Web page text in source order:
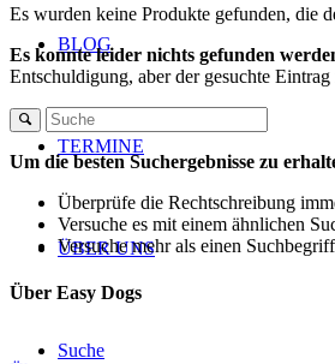
BLOG
TERMINE
ÜBER UNS
Suche
Es wurden keine Produkte gefunden, die
Es konnte leider nichts gefunden
Entschuldigung, aber der gesuchte
Um die besten Suchergebnisse zu
Überprüfe die Rechtschreibung
Versuche es mit einem ähnlichen
Versuche mehr als einen
Über Easy Dogs